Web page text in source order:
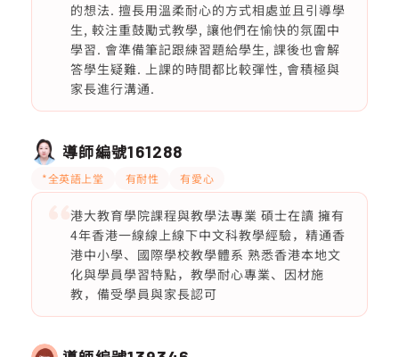
的想法. 擅長用溫柔耐心的方式相處並且引導學
生, 較注重鼓勵式教學, 讓他們在愉快的氛圍中
學習. 會準備筆記跟練習題給學生, 課後也會解
答學生疑難. 上課的時間都比較彈性, 會積極與
家長進行溝通.
導師編號161288
*全英語上堂 有耐性 有愛心
港大教育學院課程與教學法專業 碩士在讀 擁有
4年香港一線線上線下中文科教學經驗，精通香
港中小學、國際學校教學體系 熟悉香港本地文
化與學員學習特點，教學耐心專業、因材施
教，備受學員與家長認可